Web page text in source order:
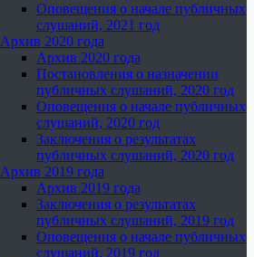
Оповещения о начале публичных
слушаний, 2021 год
Архив 2020 года
Архив 2020 года
Постановления о назначении
публичных слушаний, 2020 год
Оповещения о начале публичных
слушаний, 2020 год
Заключения о результатах
публичных слушаний, 2020 год
Архив 2019 года
Архив 2019 года
Заключения о результатах
публичных слушаний, 2019 год
Оповещения о начале публичных
слушаний, 2019 год